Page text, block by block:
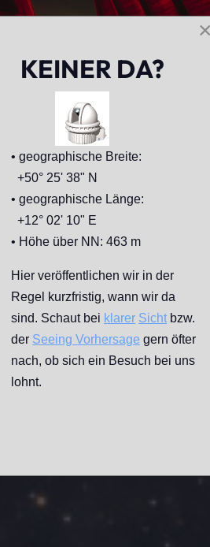
KIDS
17:00 - 19:00
[Sternwarte]
KEINER DA?
• geographische Breite:
+50° 25' 38" N
• geographische Länge:
+12° 02' 10" E
• Höhe über NN: 463 m
Hier veröffentlichen wir in der
Regel kurzfristig, wann wir da
sind. Schaut bei klarer Sichtbzw.
der Seeing Vorhersage gern öfter
nach, ob sich ein Besuch bei uns
lohnt.